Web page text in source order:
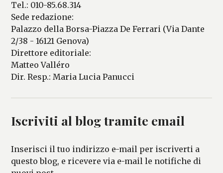
Tel.: 010-85.68.314
Sede redazione:
Palazzo della Borsa-Piazza De Ferrari (Via Dante
2/38 - 16121 Genova)
Direttore editoriale:
Matteo Valléro
Dir. Resp.: Maria Lucia Panucci
Iscriviti al blog tramite email
Inserisci il tuo indirizzo e-mail per iscriverti a
questo blog, e ricevere via e-mail le notifiche di